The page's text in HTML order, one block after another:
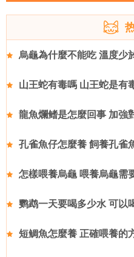
烏龜為什麼不能吃 溫度少
山王蛇有毒嗎 山王蛇是有
龍魚爛鳍是怎麼回事 加強
孔雀魚仔怎麼養 飼養孔雀
怎樣喂養烏龜 喂養烏龜需
鹦鹉一天要喝多少水 可以
短鲷魚怎麼養 正確喂養的